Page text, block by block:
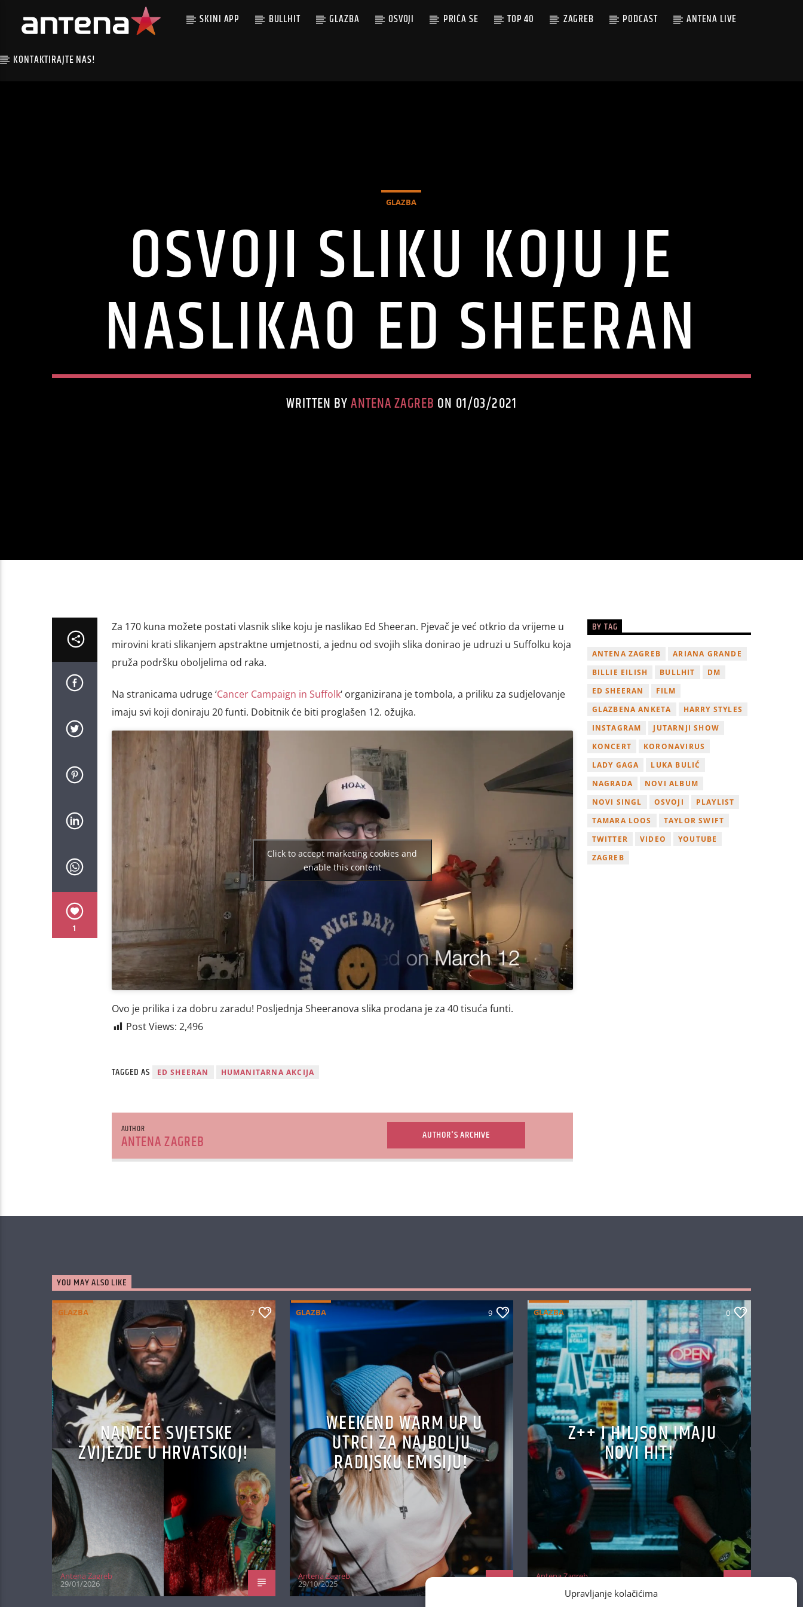
Upravljanje kolačićima
SKINI APP BULLHIT GLAZBA OSVOJI PRIČA SE TOP 40 ZAGREB PODCAST ANTENA LIVE
KONTAKTIRAJTE NAS!
GLAZBA
OSVOJI SLIKU KOJU JE
NASLIKAO ED SHEERAN
WRITTEN BYANTENA ZAGREB ON 01/03/2021
1
Za 170 kuna možete postati vlasnik slike koju je naslikao Ed Sheeran. Pjevač je već otkrio da vrijeme u
mirovini krati slikanjem apstraktne umjetnosti, a jednu od svojih slika donirao je udruzi u Suffolku koja
pruža podršku oboljelima od raka.
Na stranicama udruge ‘Cancer Campaign in Suffolk‘ organizirana je tombola, a priliku za sudjelovanje
imaju svi koji doniraju 20 funti. Dobitnik će biti proglašen 12. ožujka.
Click to accept marketing cookies and
enable this content
Ovo je prilika i za dobru zaradu! Posljednja Sheeranova slika prodana je za 40 tisuća funti.
Post Views: 2,496
TAGGED AS ED SHEERAN HUMANITARNA AKCIJA
AUTHOR
ANTENA ZAGREB AUTHOR'S ARCHIVE
BY TAG
ANTENA ZAGREB
ARIANA GRANDE
BILLIE EILISH
BULLHIT
DM
ED SHEERAN
FILM
GLAZBENA ANKETA
HARRY STYLES
INSTAGRAM
JUTARNJI SHOW
KONCERT
KORONAVIRUS
LADY GAGA
LUKA BULIĆ
NAGRADA
NOVI ALBUM
NOVI SINGL
OSVOJI
PLAYLIST
TAMARA LOOS
TAYLOR SWIFT
TWITTER
VIDEO
YOUTUBE
ZAGREB
YOU MAY ALSO LIKE
GLAZBA 7
NAJVEĆE SVJETSKE
ZVIJEZDE U HRVATSKOJ!
Antena Zagreb
29/01/2026
GLAZBA 9
WEEKEND WARM UP U
UTRCI ZA NAJBOLJU
RADIJSKU EMISIJU!
Antena Zagreb
29/10/2025
GLAZBA 0
Z++ I HILJSON IMAJU
NOVI HIT!
Antena Zagreb